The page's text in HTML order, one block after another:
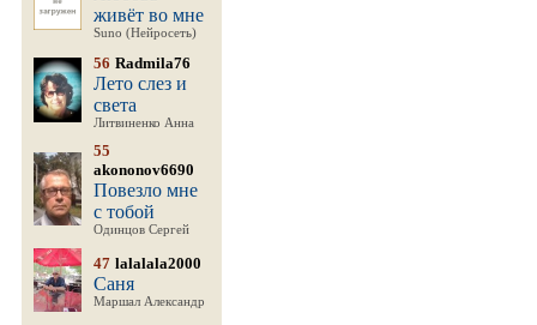
живёт во мне
Suno (Нейросеть)
56 Radmila76
Лето слез и
света
Литвиненко Анна
55
akononov6690
Повезло мне
с тобой
Одинцов Сергей
47 lalalala2000
Саня
Маршал Александр